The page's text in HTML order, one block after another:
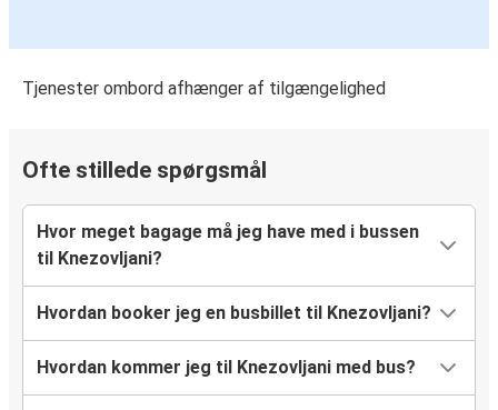
Tjenester ombord afhænger af tilgængelighed
Ofte stillede spørgsmål
Hvor meget bagage må jeg have med i bussen
til Knezovljani?
Hvordan booker jeg en busbillet til Knezovljani?
Hvordan kommer jeg til Knezovljani med bus?